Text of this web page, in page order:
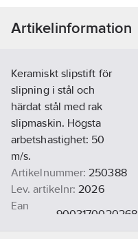
Artikelinformation
Keramiskt slipstift för
slipning i stål och
härdat stål med rak
slipmaskin. Högsta
arbetshastighet: 50
m/s.
Artikelnummer: 250388
Lev. artikelnr: 2026
Ean
9003170020268